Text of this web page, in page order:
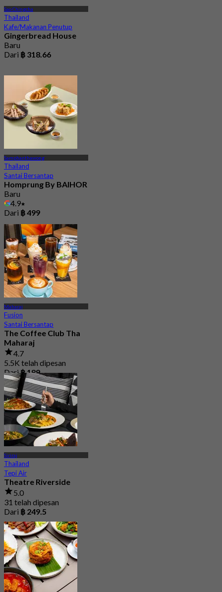
Sao Chingcha
Thailand
Kafe/Makanan Penutup
Gingerbread House
Baru
Dari ฿ 318.66
Samphanthawong
Thailand
Santai Bersantap
Homprung By BAIHOR
Baru
4.9
Dari ฿ 499
Maharaj
Fusion
Santai Bersantap
The Coffee Club Tha
Maharaj
4.7
5.5K telah dipesan
Dari฿ 189
Siriraj
Thailand
Tepi Air
Theatre Riverside
5.0
31 telah dipesan
Dari ฿ 249.5